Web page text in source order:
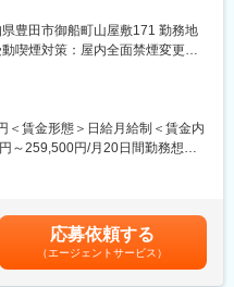
20代・30代の先輩社員も何名か
だく若手層を増員し、しっかり
ります！資格取得に励んでいた
だき、独り立ちも応援していま
丁寧でサポートいたしますの
募ください♪
うか組立作業など簡単な業務か
の中にある電気機器の配線を行
豊田市御船町山屋敷171 勤務地
喫煙対策：屋内全面禁煙変更の
＜賃金形態＞日給月給制＜賃金内
～259,500円/月20日間勤務想定
勤手当(15,000円)■昇給：有■賞
賞与は基本給の約2ヶ月分です。2
です。賃金はあくまでも目安の
応募依頼する
（エージェントサービス）